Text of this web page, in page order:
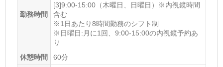
勤務時間
[3]9:00-15:00（木曜日、日曜日）※内視鏡時間
含む
※1日あたり8時間勤務のシフト制
※日曜日:月に1回、9:00-15:00の内視鏡予約あ
り
休憩時間
60分